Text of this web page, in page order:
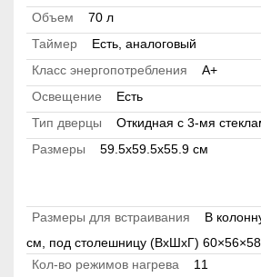
Объем
70 л
Таймер
Есть, аналоговый
Класс энергопотребления
А+
Освещение
Есть
Тип дверцы
Откидная с 3-мя
Размеры
59.5х59.5х55.9 см
Размеры для встраивания
В
см, под столешницу (ВхШхГ)
Кол-во режимов нагрева
11